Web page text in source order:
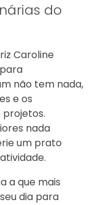
do
Caroline
não tem nada,
e os
nada
um prato
a que mais
dia para